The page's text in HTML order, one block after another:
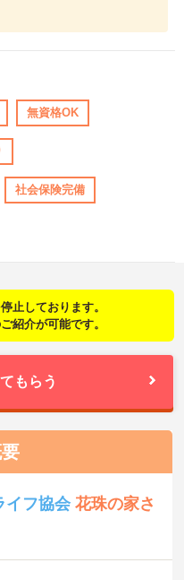
無資格OK
社会保険完備
止しております。
紹介が可能です。
もらう
イフ協会花珠の家さ